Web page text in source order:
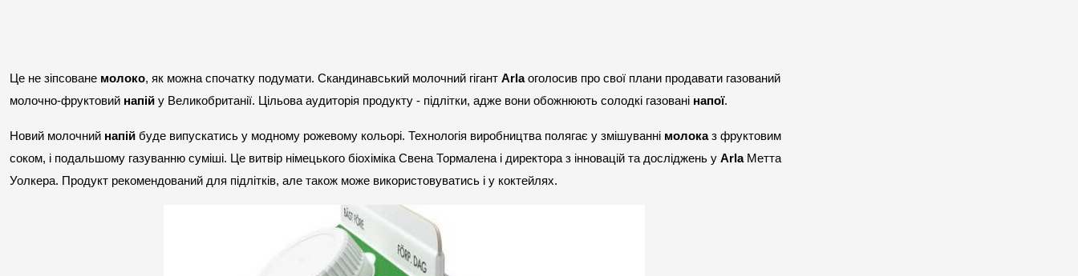
Це не зіпсоване молоко, як можна спочатку подумати. Скандинавський молочний гігант Arla оголосив про свої плани продавати газований
молочно-фруктовий напій у Великобританії. Цільова аудиторія продукту - підлітки, адже вони обожнюють солодкі газовані напої.
Новий молочний напій буде випускатись у модному рожевому кольорі. Технологія виробництва полягає у змішуванні молока з фруктовим
соком, і подальшому газуванню суміші. Це витвір німецького біохіміка Свена Тормалена і директора з інновацій та досліджень у Arla Метта
Уолкера. Продукт рекомендований для підлітків, але також може використовуватись і у коктейлях.